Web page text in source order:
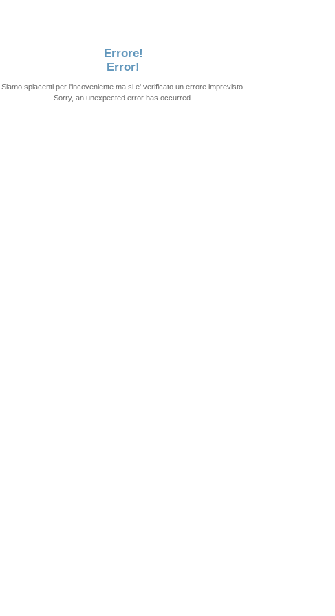
Errore!
Error!
Siamo spiacenti per l'incoveniente ma si e' verificato un errore imprevisto.
Sorry, an unexpected error has occurred.